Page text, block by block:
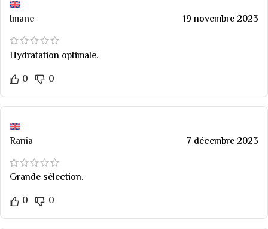
Imane 19 novembre 2023
Hydratation optimale.
0
0
Rania 7 décembre 2023
Grande sélection.
0
0